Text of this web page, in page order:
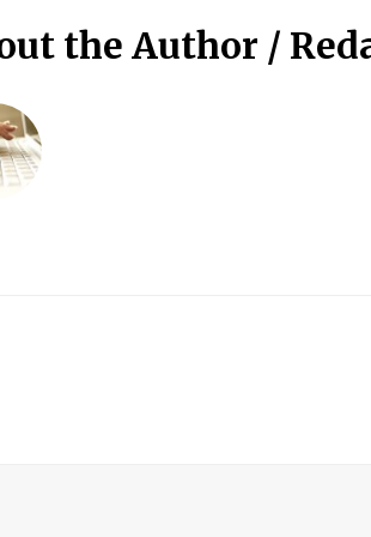
the Author /